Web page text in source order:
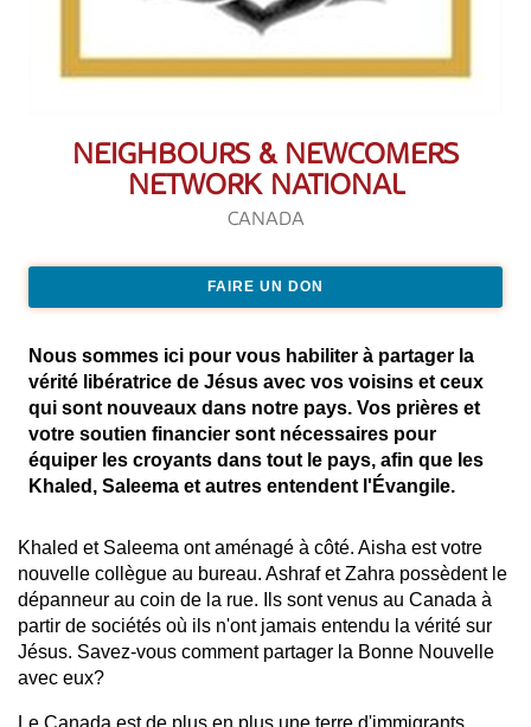
NEIGHBOURS & NEWCOMERS
NETWORK NATIONAL
CANADA
FAIRE UN DON
Nous sommes ici pour vous habiliter à partager la
vérité libératrice de Jésus avec vos voisins et ceux
qui sont nouveaux dans notre pays. Vos prières et
votre soutien financier sont nécessaires pour
équiper les croyants dans tout le pays, afin que les
Khaled, Saleema et autres entendent l'Évangile.
Khaled et Saleema ont aménagé à côté. Aisha est votre
nouvelle collègue au bureau. Ashraf et Zahra possèdent le
dépanneur au coin de la rue. Ils sont venus au Canada à
partir de sociétés où ils n'ont jamais entendu la vérité sur
Jésus. Savez-vous comment partager la Bonne Nouvelle
avec eux?